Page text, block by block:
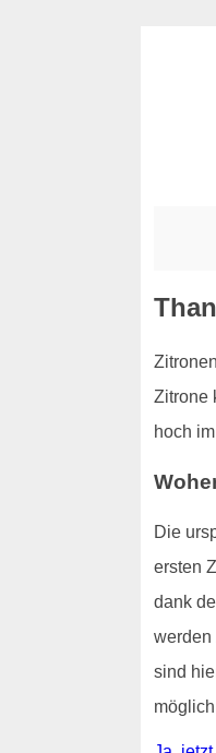
Zitrone
hoch
Die
ersten
dank
werden
sind